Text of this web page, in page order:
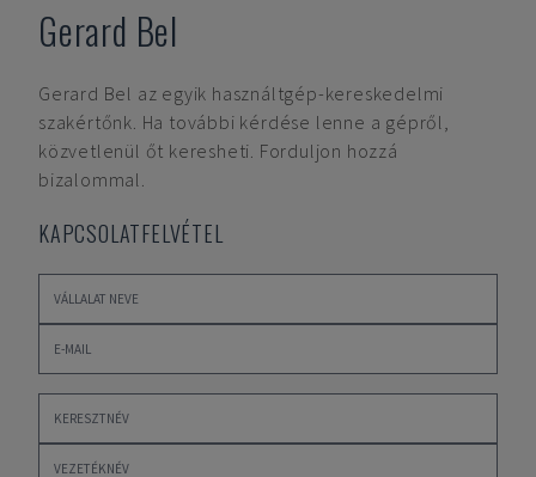
Gerard Bel
Gerard Bel az egyik használtgép-kereskedelmi
szakértőnk. Ha további kérdése lenne a gépről,
közvetlenül őt keresheti. Forduljon hozzá
bizalommal.
KAPCSOLATFELVÉTEL